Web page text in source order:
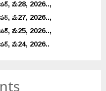
మే28, 2026..,
మే27, 2026..,
మే25, 2026..,
మే24, 2026..